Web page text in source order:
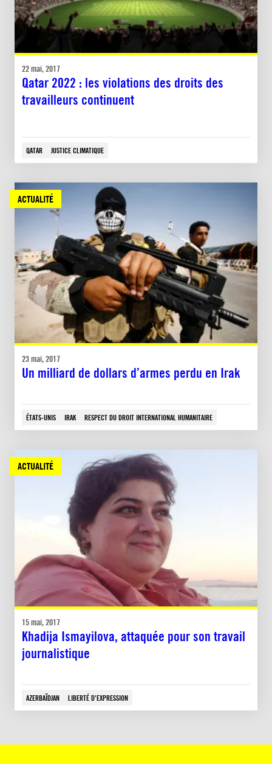
22 mai, 2017
Qatar 2022 : les violations des droits des
travailleurs continuent
QATAR JUSTICE CLIMATIQUE
ACTUALITÉ
23 mai, 2017
Un milliard de dollars d’armes perdu en Irak
ÉTATS-UNIS IRAK RESPECT DU DROIT INTERNATIONAL HUMANITAIRE
ACTUALITÉ
15 mai, 2017
Khadija Ismayilova, attaquée pour son travail
journalistique
AZERBAÏDJAN LIBERTÉ D'EXPRESSION